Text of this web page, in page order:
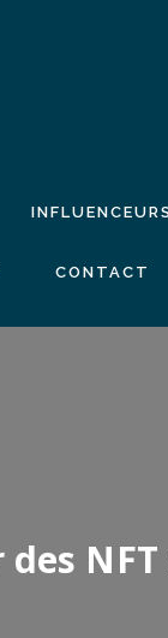
CONTACT